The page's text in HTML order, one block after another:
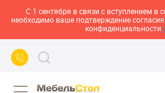
С 1 сентября в связи с вступлением в
необходимо ваше подтверждение
конфиденциальности